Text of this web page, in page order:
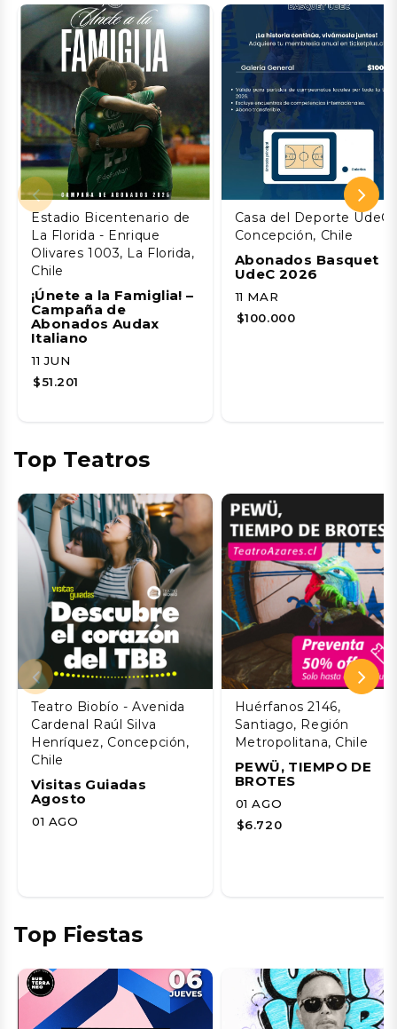
Estadio Bicentenario de
La Florida - Enrique
Olivares 1003, La Florida,
Chile
¡Únete a la Famiglia! –
Campaña de
Abonados Audax
Italiano
11 JUN
$51.201
Casa del Deporte UdeC,
Concepción, Chile
Abonados Basquet
UdeC 2026
11 MAR
$100.000
Top Teatros
Teatro Biobío - Avenida
Cardenal Raúl Silva
Henríquez, Concepción,
Chile
Visitas Guiadas
Agosto
01 AGO
Huérfanos 2146,
Santiago, Región
Metropolitana, Chile
PEWÜ, TIEMPO DE
BROTES
01 AGO
$6.720
Top Fiestas